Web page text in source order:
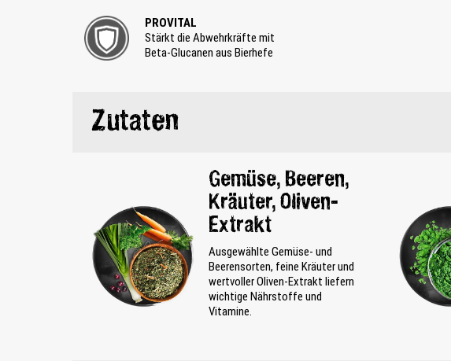
PROVITAL
Stärkt die Abwehrkräfte mit
Beta-Glucanen aus Bierhefe
Zutaten
Gemüse, Beeren,
Kräuter, Oliven-
Extrakt
Ausgewählte Gemüse- und
Beerensorten, feine Kräuter und
wertvoller Oliven-Extrakt liefern
wichtige Nährstoffe und
Vitamine.